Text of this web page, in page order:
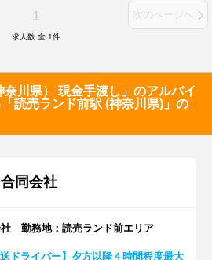
1 次のページへ
求人数 全 1件
奈川県） 現金手渡し」のアルバイ
読売ランド前駅 (神奈川県)」の
同会社
勤務地：読売ランド前エリア
送ドライバー】夕方以降４時間程度最大